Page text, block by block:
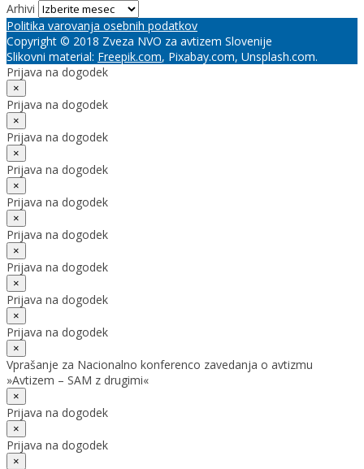
Arhivi
Politika varovanja osebnih podatkov
Copyright © 2018 Zveza NVO za avtizem Slovenije
Slikovni material: Freepik.com, Pixabay.com, Unsplash.com.
Prijava na dogodek
×
Prijava na dogodek
×
Prijava na dogodek
×
Prijava na dogodek
×
Prijava na dogodek
×
Prijava na dogodek
×
Prijava na dogodek
×
Prijava na dogodek
×
Prijava na dogodek
×
Vprašanje za Nacionalno konferenco zavedanja o avtizmu
»Avtizem – SAM z drugimi«
×
Prijava na dogodek
×
Prijava na dogodek
×